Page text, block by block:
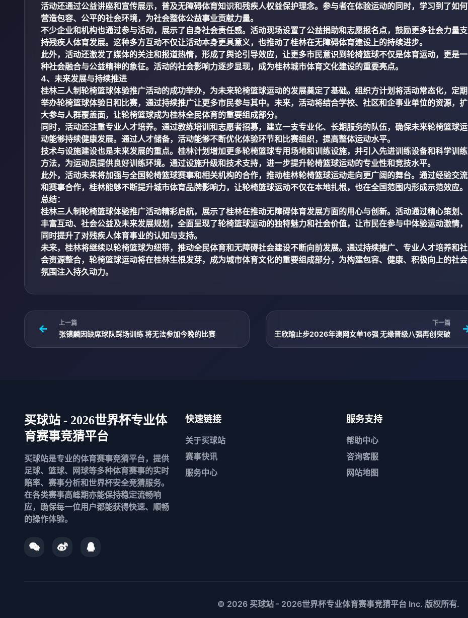
活动还通过公益讲座和宣传展示，普及无障碍体育知识和残疾人权益保护理念。参与者在体验运动的同时，学习到了如何
营造包容、公平的社会环境，为社会整体公益事业贡献力量。
不少企业和机构也通过参与活动，展示了自身社会责任感。活动现场设置了公益捐助和志愿报名点，鼓励更多社会力量支
持残疾人体育发展。这种多方互动不仅让活动本身更具意义，也推动了桂林在无障碍体育建设上的持续进步。
此外，活动还激发了媒体的关注和报道热情，形成了舆论引导效应，让更多市民意识到轮椅篮球不仅是体育运动，更是一
种社会融合与公益精神的象征。活动的社会影响力逐步显现，成为桂林城市体育文化建设的重要亮点。
4、未来发展与持续推进
桂林三人制轮椅篮球体验推广活动的成功举办，为未来轮椅篮球运动的发展奠定了基础。组织方计划将活动常态化，定期
举办轮椅篮球体验日和比赛，通过持续推广让更多市民参与其中。未来，活动将结合学校、社区和企事业单位的资源，扩
大参与人群覆盖面，让轮椅篮球成为桂林全民体育的重要组成部分。
同时，活动还注重专业人才培养。通过教练培训和志愿者招募，建立一支专业化、长期服务的队伍，确保未来轮椅篮球运
动能够持续健康发展。通过人才储备，活动能够不断优化体验环节和比赛组织，提高整体运动水平。
技术与设施建设也是未来发展的重点。桂林计划增加更多轮椅篮球专用场地和训练设施，并引入先进训练设备和科学训练
方法，为运动员提供良好训练环境。通过设施升级和技术支持，进一步提升轮椅篮球运动的专业性和竞技水平。
此外，活动未来将加强与全国轮椅篮球赛事和相关机构的合作，推动桂林轮椅篮球运动走向更广阔的舞台。通过经验交流
和赛事合作，桂林能够不断提升城市体育品牌影响力，让轮椅篮球运动不仅在本地扎根，也在全国范围内形成示范效应。
总结：
桂林三人制轮椅篮球体验推广活动精彩启航，展示了桂林在推动无障碍体育发展方面的用心与创新。活动通过精心策划、
丰富互动、社会公益及未来发展规划，全面呈现了轮椅篮球运动的独特魅力和社会价值，让市民在参与中体验运动激情，
同时提升了对残疾人体育事业的认知与支持。
未来，桂林将继续以轮椅篮球为纽带，推动全民体育和无障碍社会建设不断向前发展。通过持续推广、专业人才培养和社
会资源整合，轮椅篮球运动将在桂林生根发芽，成为城市体育文化的重要组成部分，为构建包容、健康、积极向上的社会
氛围注入持久动力。
上一篇
张镇麟因缺席球队踩场训练 将无法参加今晚的比赛
下一篇
王欣瑜止步2026年澳网女单16强 无缘晋级八强再创突破
买球站 - 2026世界杯专业体
育赛事竞猜平台
买球站是专业的体育赛事竞猜平台，提供
足球、篮球、网球等多种体育赛事的实时
赔率、赛事分析和世界杯安全竞猜服务。
在各类赛事高峰期亦能保持稳定流畅响
应，确保每一位用户都能获得快速、顺畅
的操作体验。
快速链接
关于买球站
赛事快讯
服务中心
服务支持
帮助中心
咨询客服
网站地图
© 2026 买球站 - 2026世界杯专业体育赛事竞猜平台Inc. 版权所有.